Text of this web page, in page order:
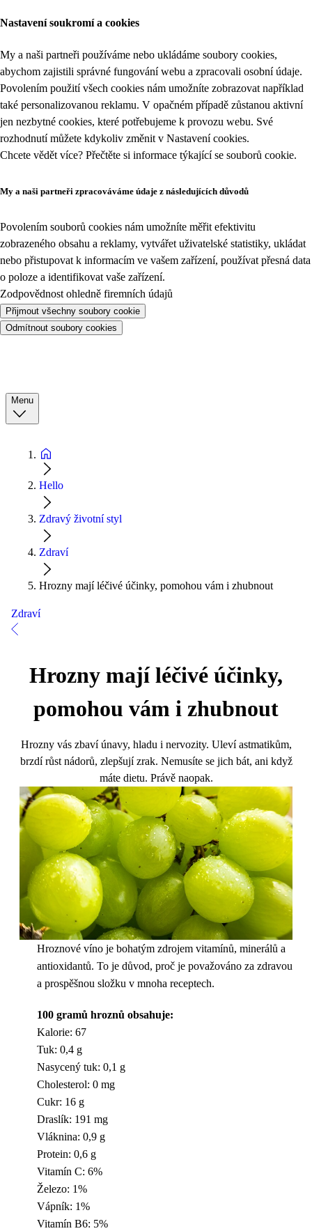
Nastavení soukromí a cookies
My a naši partneři používáme nebo ukládáme soubory cookies,
abychom zajistili správné fungování webu a zpracovali osobní údaje.
Povolením použití všech cookies nám umožníte zobrazovat například
také personalizovanou reklamu. V opačném případě zůstanou aktivní
jen nezbytné cookies, které potřebujeme k provozu webu. Své
rozhodnutí můžete kdykoliv změnit v Nastavení cookies.
Chcete vědět více? Přečtěte si informace týkající se souborů cookie.
My a naši partneři zpracováváme údaje z následujících důvodů
Povolením souborů cookies nám umožníte měřit efektivitu
zobrazeného obsahu a reklamy, vytvářet uživatelské statistiky, ukládat
nebo přistupovat k informacím ve vašem zařízení, používat přesná data
o poloze a identifikovat vaše zařízení.
Zodpovědnost ohledně firemních údajů
Přijmout všechny soubory cookie
Odmítnout soubory cookies
Menu
Hello
Zdravý životní styl
Zdraví
Hrozny mají léčivé účinky, pomohou vám i zhubnout
Zdraví
Hrozny mají léčivé účinky,
pomohou vám i zhubnout
Hrozny vás zbaví únavy, hladu i nervozity. Uleví astmatikům,
brzdí růst nádorů, zlepšují zrak. Nemusíte se jich bát, ani když
máte dietu. Právě naopak.
Hroznové víno je bohatým zdrojem vitamínů, minerálů a
antioxidantů. To je důvod, proč je považováno za zdravou
a prospěšnou složku v mnoha receptech.
100 gramů hroznů obsahuje:
Kalorie: 67
Tuk: 0,4 g
Nasycený tuk: 0,1 g
Cholesterol: 0 mg
Cukr: 16 g
Draslík: 191 mg
Vláknina: 0,9 g
Protein: 0,6 g
Vitamín C: 6%
Železo: 1%
Vápník: 1%
Vitamín B6: 5%